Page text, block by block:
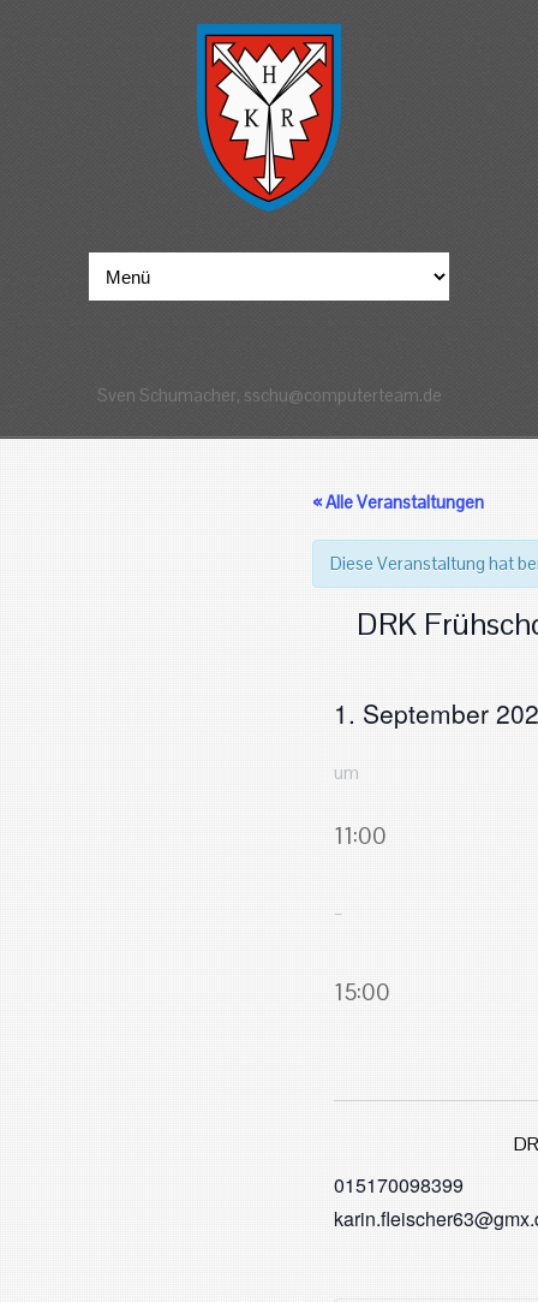
Sven Schumacher, sschu@computerteam.de
« Alle Veranstaltungen
Diese Veranstaltung hat
DRK
1. September
um
11:00
–
15:00
015170098399